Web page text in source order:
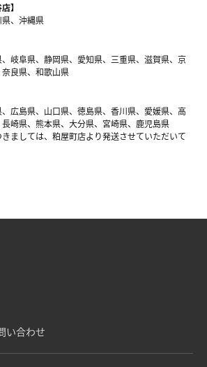
】
、沖縄県
岐阜県、静岡県、愛知県、三重県、滋賀県、京
良県、和歌山県
広島県、山口県、徳島県、香川県、愛媛県、高
崎県、熊本県、大分県、宮崎県、鹿児島県
ましては、粕屋町店より発送させていただいて
い合わせ